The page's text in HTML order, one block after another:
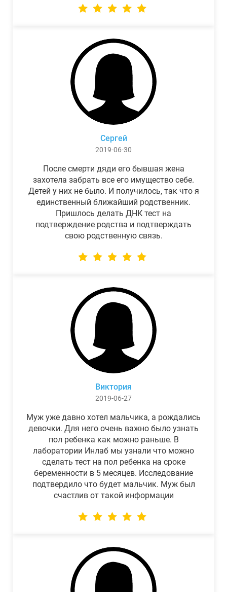
Сергей
2019-06-30
После смерти дяди его бывшая жена
захотела забрать все его имущество себе.
Детей у них не было. И получилось, так что я
единственный ближайший родственник.
Пришлось делать ДНК тест на
подтверждение родства и подтверждать
свою родственную связь.
Виктория
2019-06-27
Муж уже давно хотел мальчика, а рождались
девочки. Для него очень важно было узнать
пол ребенка как можно раньше. В
лаборатории Инлаб мы узнали что можно
сделать тест на пол ребенка на сроке
беременности в 5 месяцев. Исследование
подтвердило что будет мальчик. Муж был
счастлив от такой информации